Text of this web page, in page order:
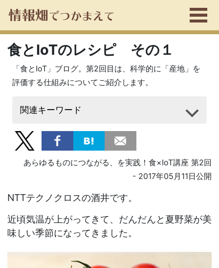
食とIoTのレシピ その１
「食とIoT」ブログ。第2回目は、科学的に「産地」を
評価する仕組みについてご紹介します。
関連キーワード
あらゆるものにつながる、を実践！食×IoT講座 第2回
- 2017年05月11日公開
NTTテクノクロスの酒井です。
近頃気温が上がってきて、だんだんと夏野菜が美
味しい季節になってきました。